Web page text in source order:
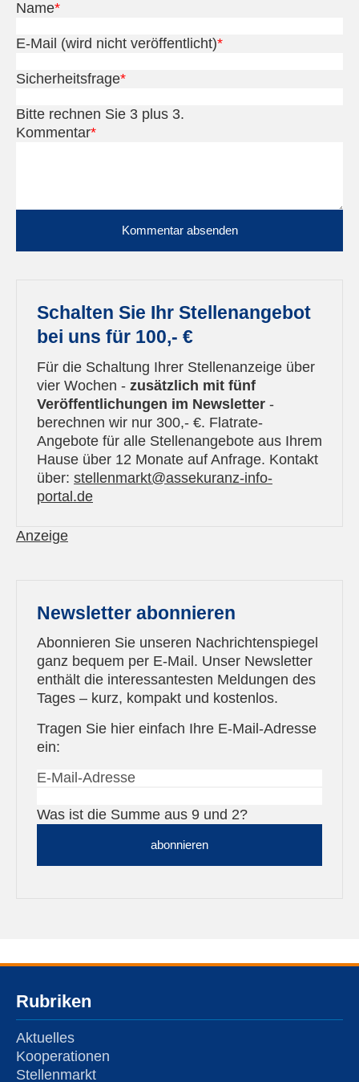
Name*
E-Mail (wird nicht veröffentlicht)*
Sicherheitsfrage*
Bitte rechnen Sie 3 plus 3.
Kommentar*
Kommentar absenden
Schalten Sie Ihr Stellenangebot
bei uns für 100,- €
Für die Schaltung Ihrer Stellenanzeige über
vier Wochen - zusätzlich mit fünf
Veröffentlichungen im Newsletter -
berechnen wir nur 300,- €. Flatrate-
Angebote für alle Stellenangebote aus Ihrem
Hause über 12 Monate auf Anfrage. Kontakt
über: stellenmarkt@assekuranz-info-
portal.de
Anzeige
Newsletter abonnieren
Abonnieren Sie unseren Nachrichtenspiegel
ganz bequem per E-Mail. Unser Newsletter
enthält die interessantesten Meldungen des
Tages – kurz, kompakt und kostenlos.
Tragen Sie hier einfach Ihre E-Mail-Adresse
ein:
Was ist die Summe aus 9 und 2?
abonnieren
Rubriken
Aktuelles
Kooperationen
Stellenmarkt